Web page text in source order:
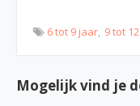
6 tot 9 jaar 9 tot
Mogelijk vind je